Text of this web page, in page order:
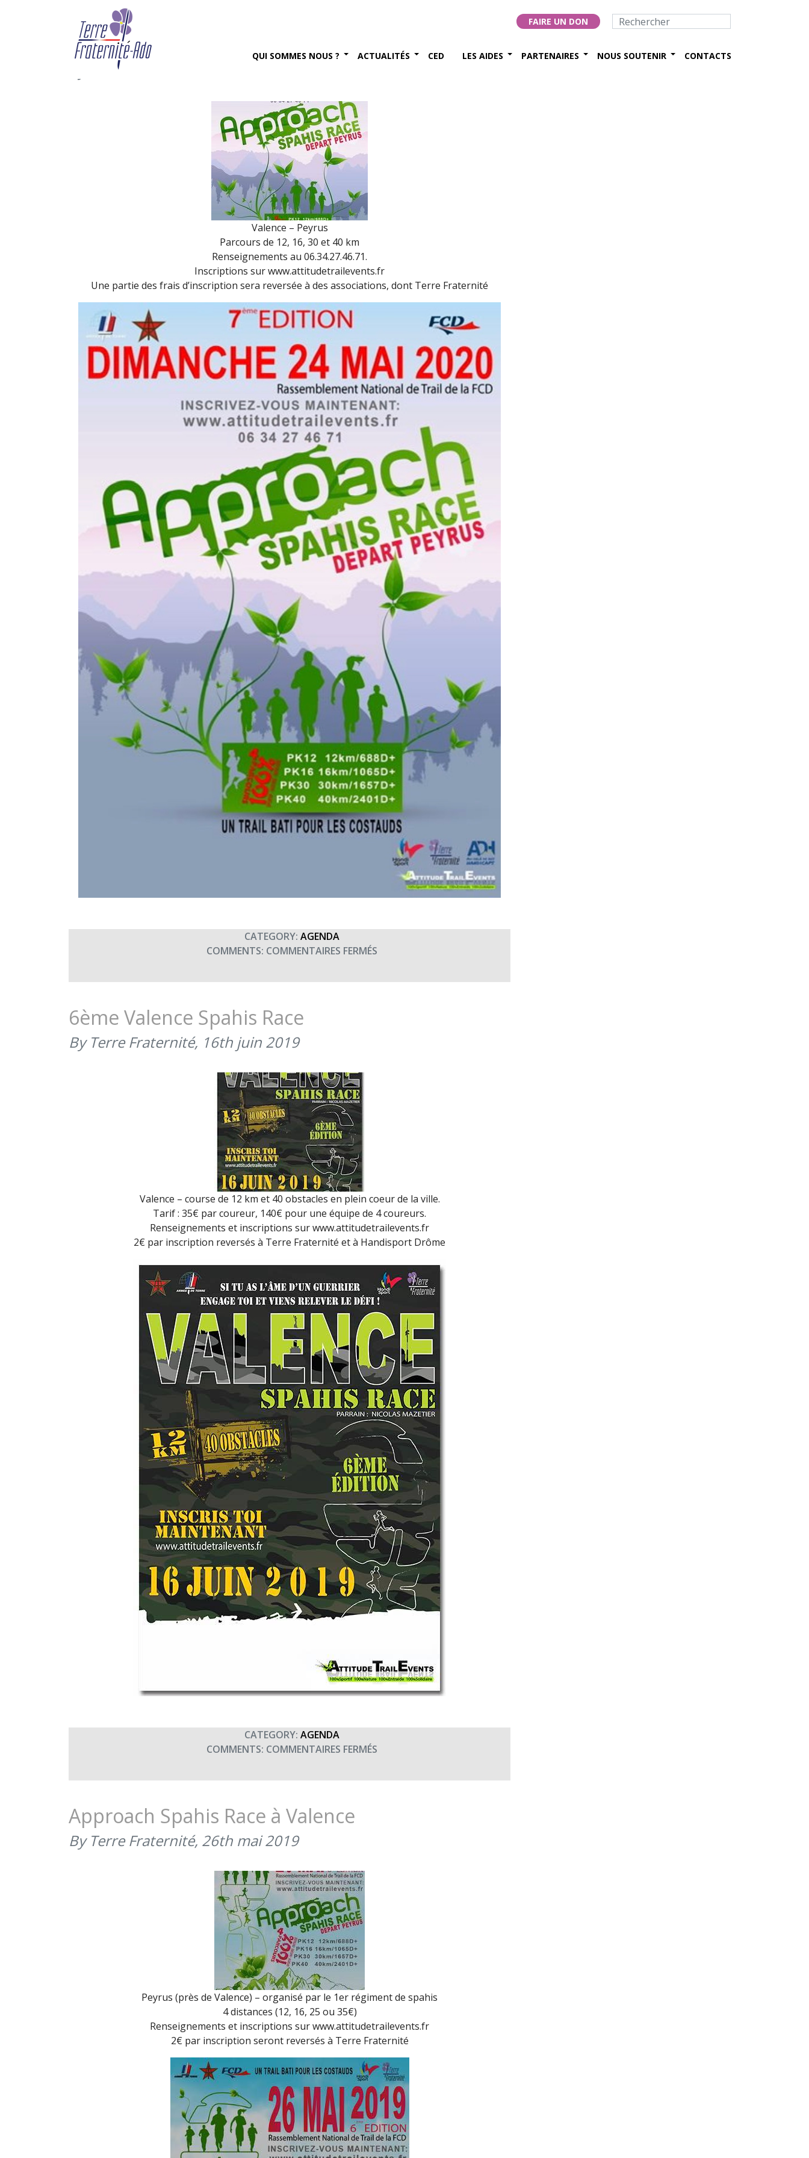
FAIRE UN DON
QUI SOMMES NOUS ? ACTUALITÉS CED LES AIDES PARTENAIRES NOUS SOUTENIR CONTACTS
7ème Approach Spahis Race à Valence (24 mai
2020)
By Terre Fraternité,
Valence – Peyrus
Parcours de 12, 16, 30 et 40 km
Renseignements au 06.34.27.46.71.
Inscriptions sur www.attitudetrailevents.fr
Une partie des frais d’inscription sera reversée à des associations, dont Terre Fraternité
CATEGORY: AGENDA
COMMENTS: COMMENTAIRES FERMÉS
APPROACH
6ème Valence Spahis Race
By Terre Fraternité, 16th juin 2019
Valence – course de 12 km et 40 obstacles en plein coeur de la ville.
Tarif : 35€ par coureur, 140€ pour une équipe de 4 coureurs.
Renseignements et inscriptions sur www.attitudetrailevents.fr
2€ par inscription reversés à Terre Fraternité et à Handisport Drôme
CATEGORY: AGENDA
COMMENTS: COMMENTAIRES FERMÉS
VALENCE
Approach Spahis Race à Valence
By Terre Fraternité, 26th mai 2019
Peyrus (près de Valence) – organisé par le 1er régiment de spahis
4 distances (12, 16, 25 ou 35€)
Renseignements et inscriptions sur www.attitudetrailevents.fr
2€ par inscription seront reversés à Terre Fraternité